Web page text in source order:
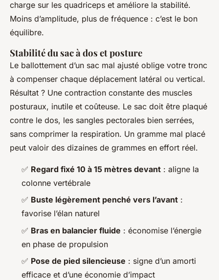
charge sur les quadriceps et améliore la stabilité.
Moins d’amplitude, plus de fréquence : c’est le bon
équilibre.
Stabilité du sac à dos et posture
Le ballottement d’un sac mal ajusté oblige votre tronc
à compenser chaque déplacement latéral ou vertical.
Résultat ? Une contraction constante des muscles
posturaux, inutile et coûteuse. Le sac doit être plaqué
contre le dos, les sangles pectorales bien serrées,
sans comprimer la respiration. Un gramme mal placé
peut valoir des dizaines de grammes en effort réel.
✅ Regard fixé 10 à 15 mètres devant : aligne la
colonne vertébrale
✅ Buste légèrement penché vers l’avant :
favorise l’élan naturel
✅ Bras en balancier fluide : économise l’énergie
en phase de propulsion
✅ Pose de pied silencieuse : signe d’un amorti
efficace et d’une économie d’impact